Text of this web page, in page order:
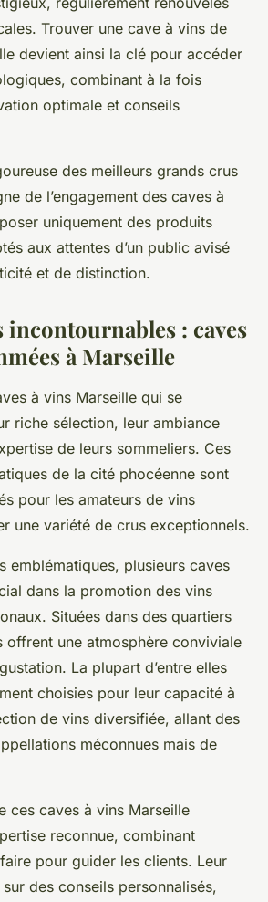
Trouver une cave à vins de
devient ainsi la clé pour accéder
combinant à la fois
optimale et conseils
des meilleurs grands crus
de l’engagement des caves à
uniquement des produits
aux attentes d’un public avisé
et de distinction.
incontournables : caves
à Marseille
à vins Marseille qui se
riche sélection, leur ambiance
de leurs sommeliers. Ces
de la cité phocéenne sont
pour les amateurs de vins
une variété de crus exceptionnels.
emblématiques, plusieurs caves
dans la promotion des vins
Situées dans des quartiers
offrent une atmosphère conviviale
La plupart d’entre elles
choisies pour leur capacité à
de vins diversifiée, allant des
méconnues mais de
ces caves à vins Marseille
reconnue, combinant
pour guider les clients. Leur
des conseils personnalisés,